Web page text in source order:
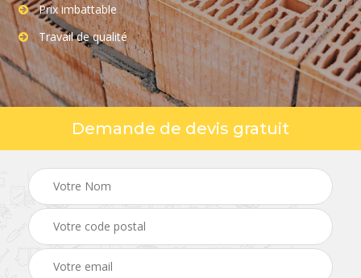
Prix imbattable
Travail de qualité
Demande de devis gratuit